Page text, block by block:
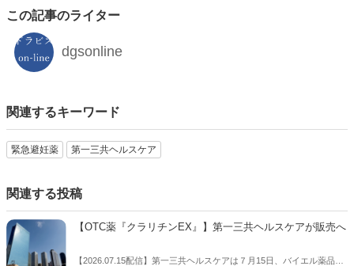
この記事のライター
dgsonline
関連するキーワード
緊急避妊薬 第一三共ヘルスケア
関連する投稿
【OTC薬『クラリチンEX』】第一三共ヘルスケアが販売へ
【2026.07.15配信】第一三共ヘルスケアは７月15日、バイエル薬品株